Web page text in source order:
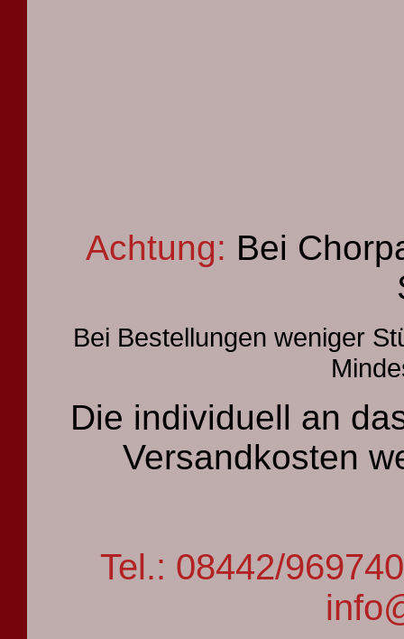
Achtung: Bei
Bei Bestellungen weniger
Die individuell an
Versandkosten
Tel.: 08442/